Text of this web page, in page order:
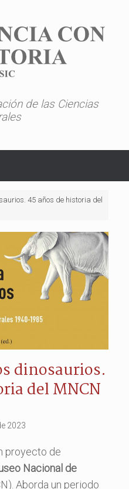
de las Ciencias
45 años de historia del
dinosaurios.
del MNCN
2023
proyecto de
Nacional de
Aborda un periodo